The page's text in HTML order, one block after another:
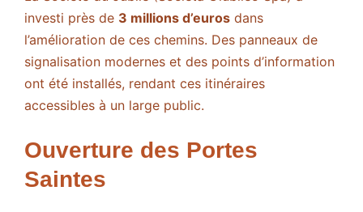
investi près de 3 millions d’euros dans
l’amélioration de ces chemins. Des panneaux de
signalisation modernes et des points d’information
ont été installés, rendant ces itinéraires
accessibles à un large public.
Ouverture des Portes
Saintes